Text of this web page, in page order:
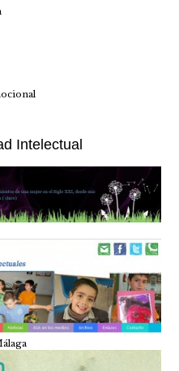
Intelectual